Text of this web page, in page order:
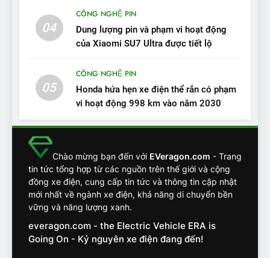
đồng
12
VinFast VF7 – Mẫu xe cá
ĐÁNH GIÁ XE
Chuyên gia tiết lộ bài test
đối về an toàn trên VinFast
VF8
ĐÁNH GIÁ XE
14
VinFast VF7 đang bỏ xa
như thế nào?
ĐÁNH GIÁ XE
04
CÔNG NGHỆ PIN
Dung lượng pin và phạm vi hoạt động
của Xiaomi SU7 Ultra được tiết lộ
05
CÔNG NGHỆ PIN
Honda hứa hẹn xe điện thể rắn có phạm
vi hoạt động 998 km vào năm 2030
Chào mừng bạn đến với EVeragon.com - Trang
tin tức tổng hợp từ các nguồn trên thế giới và cộng
đồng xe điện, cung cấp tin tức và thông tin cập nhật
mới nhất về ngành xe điện, khả năng di chuyển bền
vững và năng lượng xanh.
everagon.com - the Electric Vehicle ERA is
Going On - Kỷ nguyên xe điện đang đến!